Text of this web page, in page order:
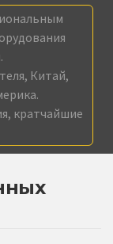
Китай,
кратчайшие